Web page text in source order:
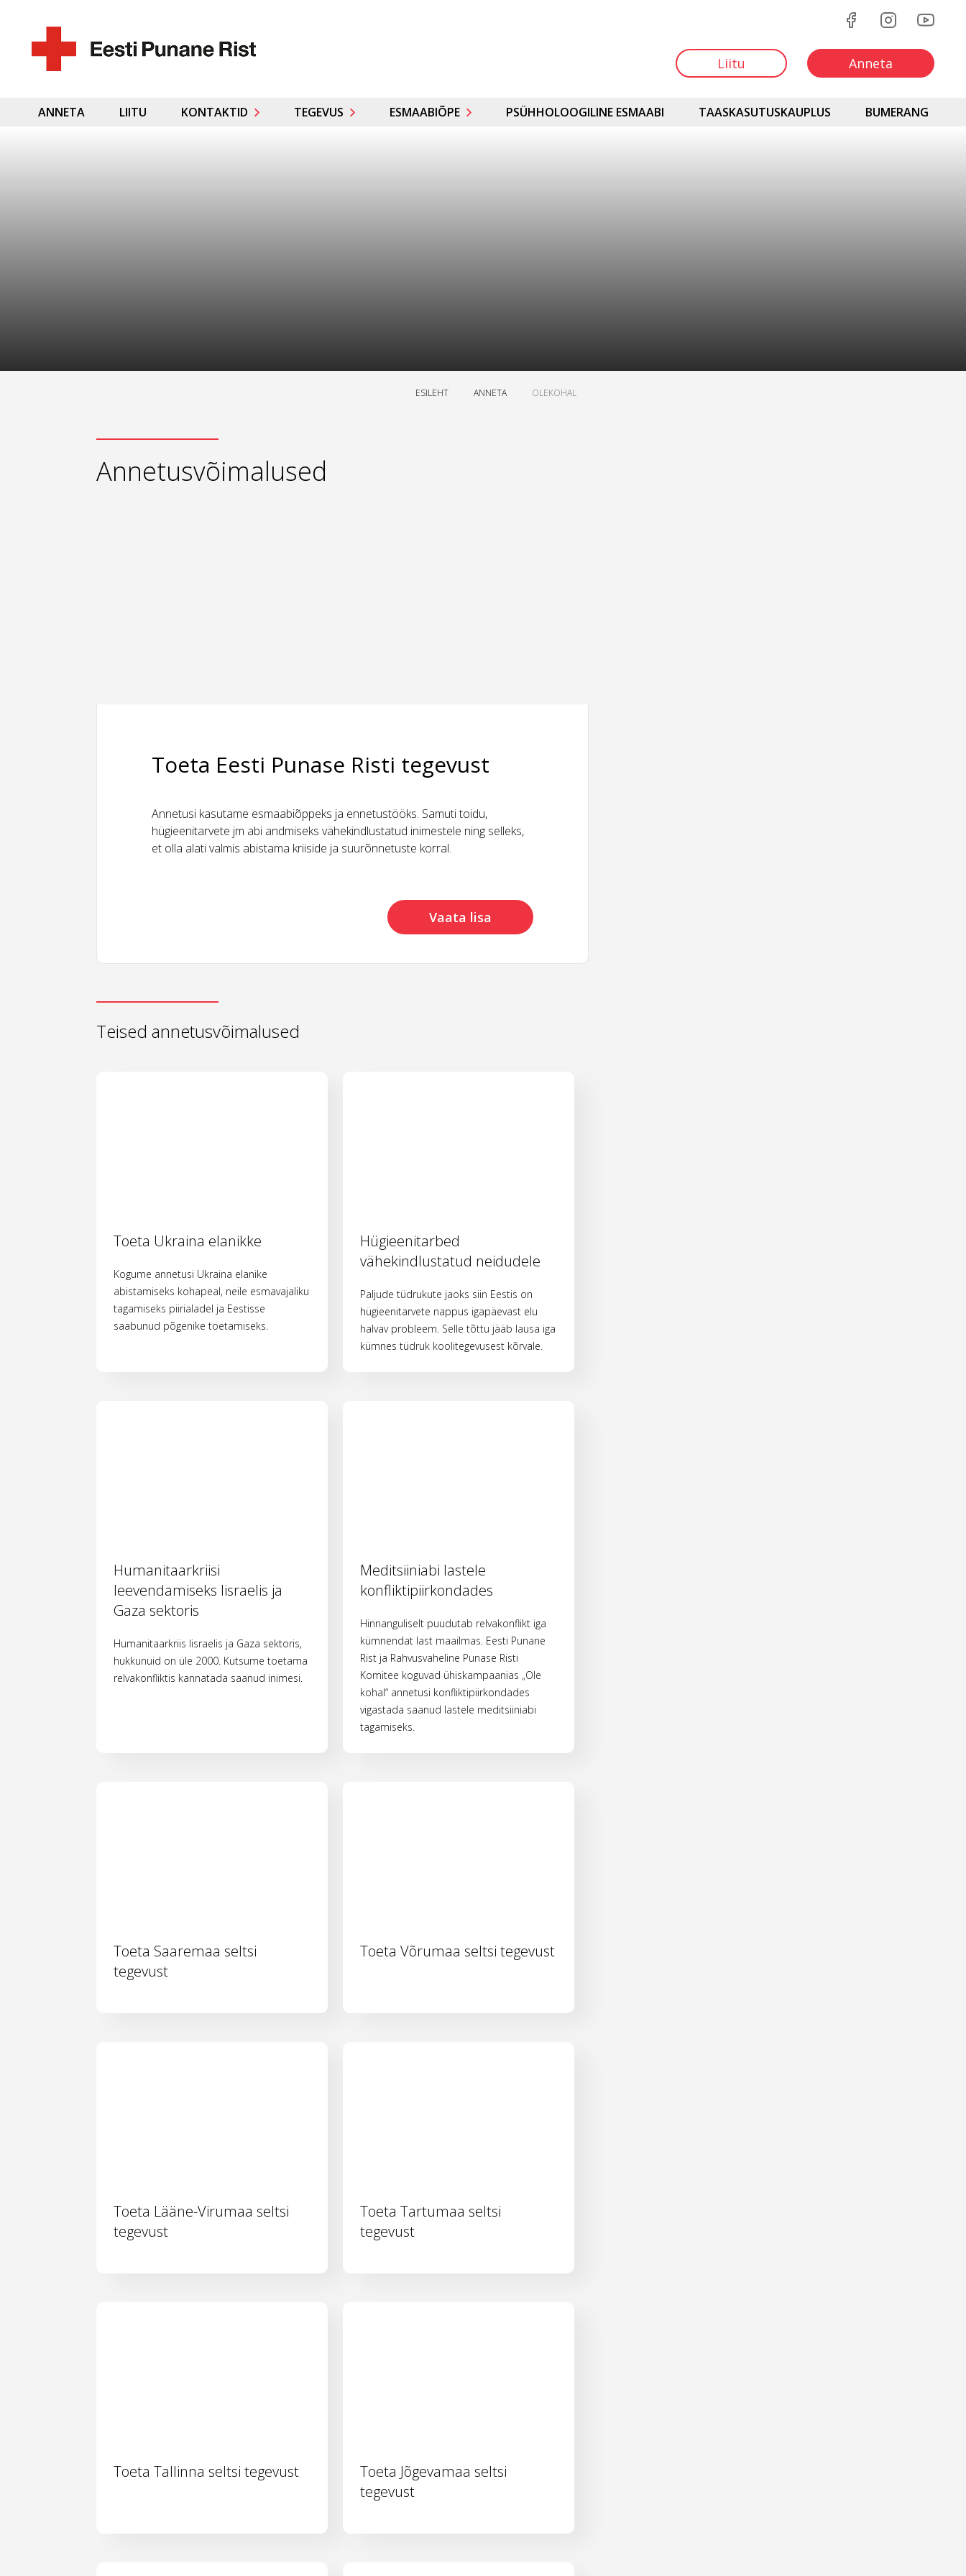
Liitu Anneta
ANNETA LIITU KONTAKTID TEGEVUS ESMAABIÕPE PSÜHHOLOOGILINE ESMAABI TAASKASUTUSKAUPLUS BUMERANG
ESILEHT ANNETA OLEKOHAL
Annetusvõimalused
Toeta Eesti Punase Risti tegevust
Annetusi kasutame esmaabiõppeks ja ennetustööks. Samuti toidu,
hügieenitarvete jm abi andmiseks vähekindlustatud inimestele ning selleks,
et olla alati valmis abistama kriiside ja suurõnnetuste korral.
Vaata lisa
Teised annetusvõimalused
Toeta Ukraina elanikke
Kogume annetusi Ukraina elanike
abistamiseks kohapeal, neile esmavajaliku
tagamiseks piirialadel ja Eestisse
saabunud põgenike toetamiseks.
Hügieenitarbed
vähekindlustatud neidudele
Paljude tüdrukute jaoks siin Eestis on
hügieenitarvete nappus igapäevast elu
halvav probleem. Selle tõttu jääb lausa iga
kümnes tüdruk koolitegevusest kõrvale.
Humanitaarkriisi
leevendamiseks Iisraelis ja
Gaza sektoris
Humanitaarkriis Iisraelis ja Gaza sektoris,
hukkunuid on üle 2000. Kutsume toetama
relvakonfliktis kannatada saanud inimesi.
Meditsiiniabi lastele
konfliktipiirkondades
Hinnanguliselt puudutab relvakonflikt iga
kümnendat last maailmas. Eesti Punane
Rist ja Rahvusvaheline Punase Risti
Komitee koguvad ühiskampaanias „Ole
kohal“ annetusi konfliktipiirkondades
vigastada saanud lastele meditsiiniabi
tagamiseks.
Toeta Saaremaa seltsi
tegevust
Toeta Võrumaa seltsi tegevust
Toeta Lääne-Virumaa seltsi
tegevust
Toeta Tartumaa seltsi
tegevust
Toeta Tallinna seltsi tegevust
Toeta Jõgevamaa seltsi
tegevust